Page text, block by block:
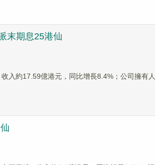
末期息25港仙
入約17.59億港元，同比增長8.4%；公司擁有